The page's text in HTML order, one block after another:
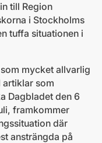
till Region
i Stockholms
tuffa situationen i
mycket allvarlig
som
Dagbladet den 6
framkommer
där
ansträngda på